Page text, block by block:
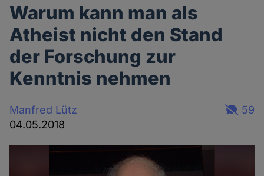
Warum kann man als
Atheist nicht den Stand
der Forschung zur
Kenntnis nehmen
Manfred Lütz
04.05.2018
59